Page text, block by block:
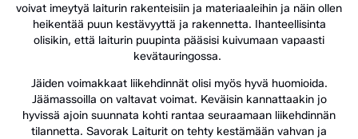
voivat imeytyä laiturin rakenteisiin ja materiaaleihin ja näin ollen
heikentää puun kestävyyttä ja rakennetta. Ihanteellisinta
olisikin, että laiturin puupinta pääsisi kuivumaan vapaasti
kevätauringossa.
Jäiden voimakkaat liikehdinnät olisi myös hyvä huomioida.
Jäämassoilla on valtavat voimat. Keväisin kannattaakin jo
hyvissä ajoin suunnata kohti rantaa seuraamaan liikehdinnän
tilannetta. Savorak Laiturit on tehty kestämään vahvan ja